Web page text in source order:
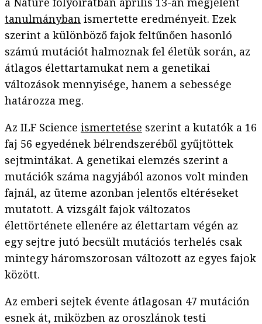
tanulmányban ismertette eredményeit. Ezek
szerint a különböző fajok feltűnően hasonló
számú mutációt halmoznak fel életük során, az
átlagos élettartamukat nem a genetikai
változások mennyisége, hanem a sebessége
határozza meg.
Az ILF Science ismertetése szerint a kutatók a 16
faj 56 egyedének bélrendszeréből gyűjtöttek
sejtmintákat. A genetikai elemzés szerint a
mutációk száma nagyjából azonos volt minden
fajnál, az üteme azonban jelentős eltéréseket
mutatott. A vizsgált fajok változatos
élettörténete ellenére az élettartam végén az
egy sejtre jutó becsült mutációs terhelés csak
mintegy háromszorosan változott az egyes fajok
között.
Az emberi sejtek évente átlagosan 47 mutáción
esnek át, miközben az oroszlánok testi